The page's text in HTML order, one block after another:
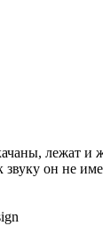
лежат и
звуку он не